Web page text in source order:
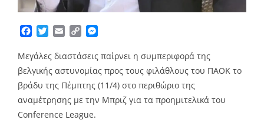
Facebook
TwitterEmailCopy
Μεγάλες διαστάσεις παίρνει η συμπεριφορά της
βελγικής αστυνομίας προς τους φιλάθλους του ΠΑΟΚ το
βράδυ της Πέμπτης (11/4) στο περιθώριο της
αναμέτρησης με την Μπριζ για τα προημιτελικά του
Conference League.